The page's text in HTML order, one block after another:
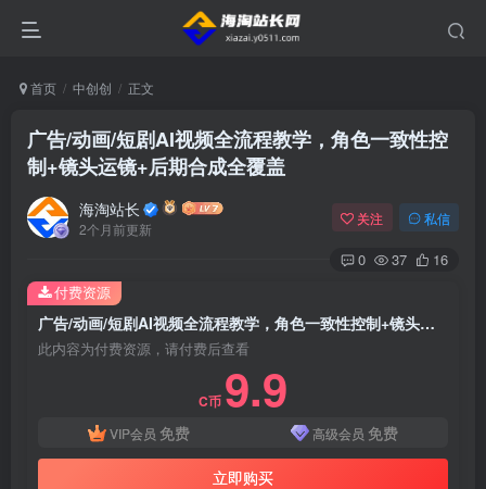
首页 中创创 正文
广告/动画/短剧AI视频全流程教学，角色一致性控
制+镜头运镜+后期合成全覆盖
海淘站长
2个月前更新
关注 私信
0 37 16
广告/动画/短剧AI视频全流程教学，角色一致性控制+镜头运镜+后期合成全覆盖
此内容为付费资源，请付费后查看
C币 9.9
VIP会员 免费 高级会员 免费
立即购买
付费资源